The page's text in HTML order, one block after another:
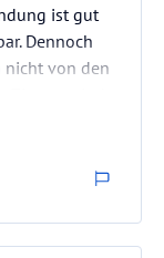
ist gut
Dennoch
nicht von den
freundlich
kommen.